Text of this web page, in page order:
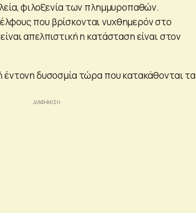
φιλοξενία των πλημμυροπαθών.
που βρίσκονται νυχθημερόν στο
απελπιστική η κατάσταση είναι στον
έντονη δυσοσμία τώρα που κατακάθονται τα